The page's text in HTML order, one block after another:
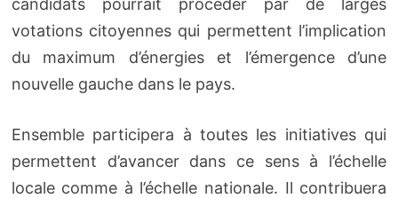
votations citoyennes qui permettent l’implication
du maximum d’énergies et l’émergence d’une
nouvelle gauche dans le pays.
Ensemble participera à toutes les initiatives qui
permettent d’avancer dans ce sens à l’échelle
locale comme à l’échelle nationale. Il contribuera